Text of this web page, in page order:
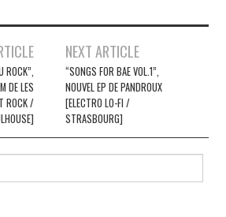
ROCK”,
DE LES
ROCK /
NEXT ARTICLE
“SONGS FOR BAE VOL​.​1”,
NOUVEL EP DE PANDROUX
[ELECTRO LO-FI /
STRASBOURG]